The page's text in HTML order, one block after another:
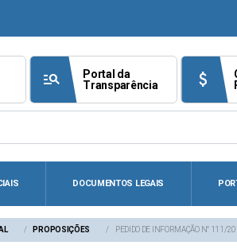
manage_search
Portal da
Transparência
attach_money
DOCUMENTOS LEGAIS
PROPOSIÇÕES PEDIDO DE INFORMAÇÃO N° 111/